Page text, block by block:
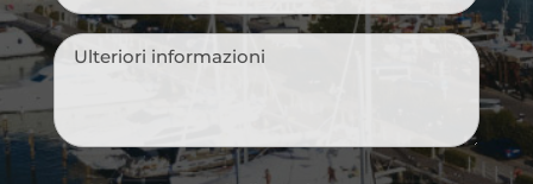
di
provenienza*
Messaggio*